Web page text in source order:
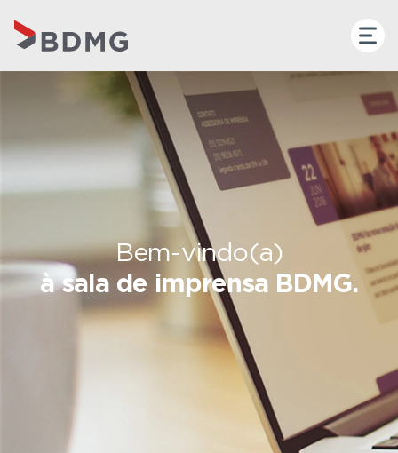
Bem-vindo(a)
à sala de imprensa BDMG.